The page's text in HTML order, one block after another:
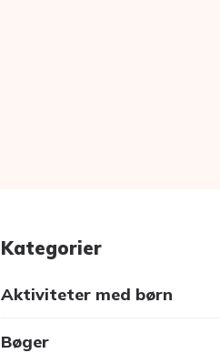
Kategorier
Aktiviteter med børn
Bøger